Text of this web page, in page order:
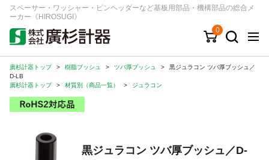
スペーサー・ワッシャー・ピンヘッダーなど基板用部品・機構部品の総合メ
ーカー《HIROSUGI》
0
キーワード 品番/シリーズ
商品カテゴリから探す
ジャンルから探す
シリーズから探す
廣杉計器トップ > 樹脂ブッシュ > ツバ厚ブッシュ >
黒ジュラコン ツバ厚ブッシュ／
D-LB
廣杉計器トップ
> 材質別（商品一覧） > ジュラコン
黒ジュラコン ツバ厚ブッシュ／D-